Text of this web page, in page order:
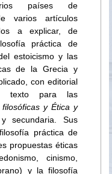
países de
varios artículos
a explicar, de
práctica de
estoicismo y las
de la Grecia y
con editorial
texto para las
y Ética y
secundaria. Sus
práctica de
propuestas éticas
cinismo,
y la filosofía